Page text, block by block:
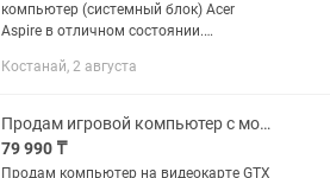
компьютер (системный блок) Acer
Aspire в отличном состоянии.
хорошо работает, компактный корпус.
(CS2, Dota...
Костанай, 2 августа
Продам игровой компьютер с монитором
79 990 ₸
Продам компьютер на видеокарте GTX